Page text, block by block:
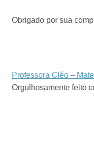
Obrigado por sua
Professora Cléo –
Orgulhosamente feito